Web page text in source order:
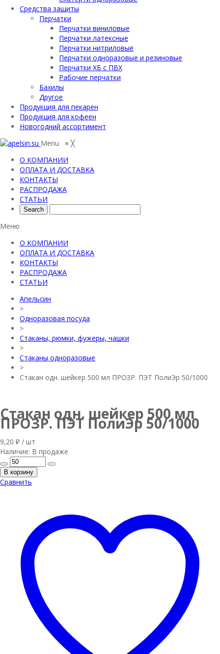
Средства защиты
Перчатки
Перчатки виниловые
Перчатки латексные
Перчатки нитриловые
Перчатки одноразовые и резиновые
Перчатки ХБ с ПВХ
Рабочие перчатки
Бахилы
Другое
Продукция для пекарен
Продукция для кофеен
Новогодний ассортимент
Menu ≡ ╳
О КОМПАНИИ
ОПЛАТА И ДОСТАВКА
КОНТАКТЫ
РАСПРОДАЖА
СТАТЬИ
Меню
О КОМПАНИИ
ОПЛАТА И ДОСТАВКА
КОНТАКТЫ
РАСПРОДАЖА
СТАТЬИ
Апельсин
>
Одноразовая посуда
>
Стаканы, рюмки, фужеры, чашки
>
Стаканы одноразовые
>
Стакан одн. шейкер 500 мл ПРОЗР. ПЭТ ПолиЭр 50/1000
Стакан одн. шейкер 500 мл
ПРОЗР. ПЭТ ПолиЭр 50/1000
9,20 ₽ / шт
Наличие: В продаже
В корзину
Сравнить